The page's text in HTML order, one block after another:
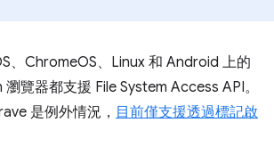
、ChromeOS、Linux 和 Android 上的
覽器都支援 File System Access API。
是例外情況， 目前僅支援透過標記啟